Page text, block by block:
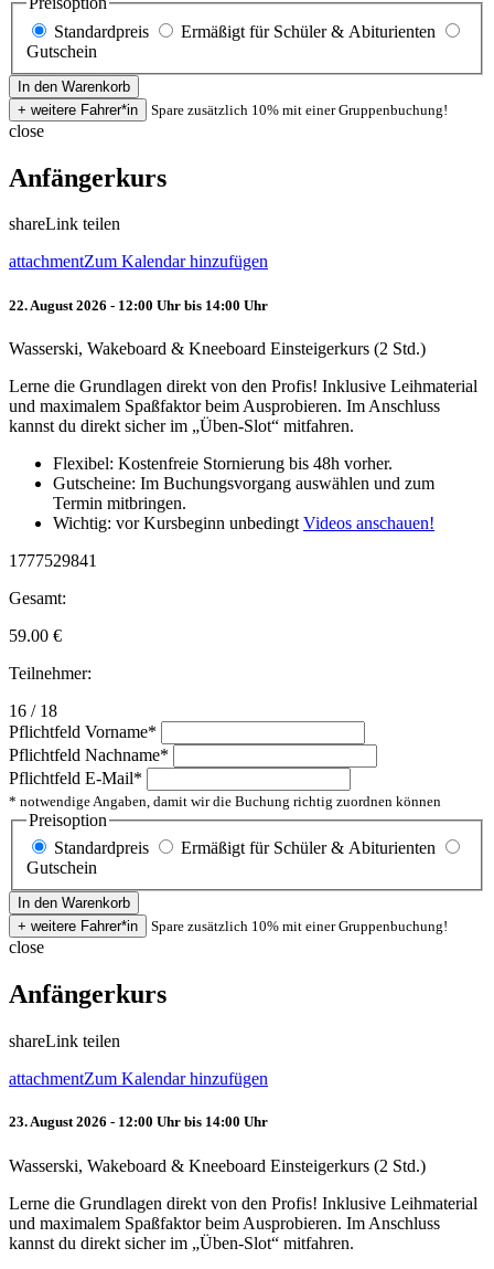
Standardpreis
Ermäßigt für Schüler & Abiturienten
Gutschein
Spare zusätzlich 10% mit einer Gruppenbuchung!
close
Anfängerkurs
shareLink teilen
attachmentZum Kalendar hinzufügen
22. August 2026 - 12:00 Uhr bis 14:00 Uhr
Wasserski, Wakeboard & Kneeboard Einsteigerkurs (2 Std.)
Lerne die Grundlagen direkt von den Profis! Inklusive Leihmaterial
und maximalem Spaßfaktor beim Ausprobieren. Im Anschluss
kannst du direkt sicher im „Üben-Slot“ mitfahren.
Flexibel: Kostenfreie Stornierung bis 48h vorher.
Gutscheine: Im Buchungsvorgang auswählen und zum
Termin mitbringen.
Wichtig: vor Kursbeginn unbedingt Videos anschauen!
1777529841
Gesamt:
59.00 €
Teilnehmer:
16 / 18
Pflichtfeld Vorname*
Pflichtfeld Nachname*
Pflichtfeld E-Mail*
* notwendige Angaben, damit wir die Buchung richtig zuordnen können
Preisoption
Standardpreis
Ermäßigt für Schüler & Abiturienten
Gutschein
Spare zusätzlich 10% mit einer Gruppenbuchung!
close
Anfängerkurs
shareLink teilen
attachmentZum Kalendar hinzufügen
23. August 2026 - 12:00 Uhr bis 14:00 Uhr
Wasserski, Wakeboard & Kneeboard Einsteigerkurs (2 Std.)
Lerne die Grundlagen direkt von den Profis! Inklusive Leihmaterial
und maximalem Spaßfaktor beim Ausprobieren. Im Anschluss
kannst du direkt sicher im „Üben-Slot“ mitfahren.